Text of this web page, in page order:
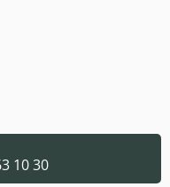
10 30